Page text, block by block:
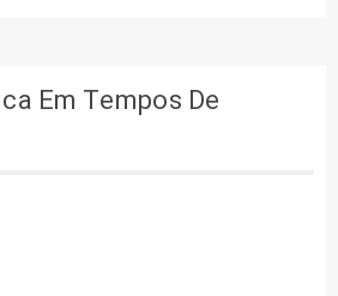
Em Tempos De